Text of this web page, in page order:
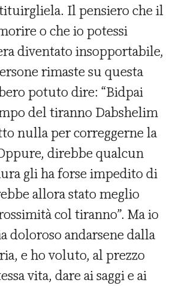
Il pensiero che il
o che io potessi
diventato insopportabile,
rimaste su questa
potuto dire: “Bidpai
del tiranno Dabshelim
nulla per correggerne la
direbbe qualcun
gli ha forse impedito di
allora stato meglio
col tiranno”. Ma io
doloroso andarsene dalla
e ho voluto, al prezzo
vita, dare ai saggi e ai